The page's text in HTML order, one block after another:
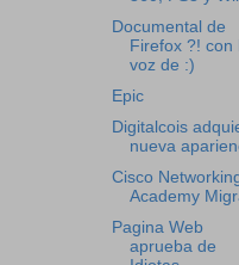
Documental de
Firefox ?! con
voz de :)
Epic
Digitalcois
nueva
Cisco
Academy
Pagina Web
aprueba de